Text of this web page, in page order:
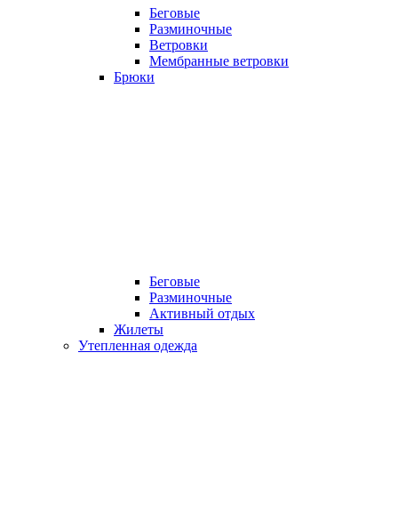
Беговые
Разминочные
Ветровки
Мембранные ветровки
Брюки
Беговые
Разминочные
Активный отдых
Жилеты
Утепленная одежда